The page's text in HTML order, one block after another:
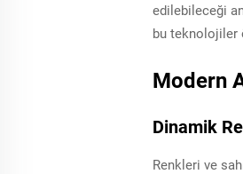
edilebileceği
bu teknolojiler
Modern
Dinamik
Renkleri ve